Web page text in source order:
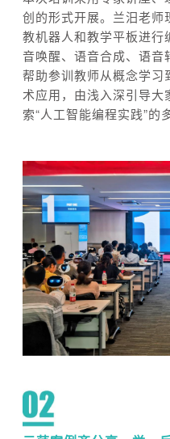
创的形式开展。兰汨老师
教机器人和教学平板进
音唤醒、语音合成、语音
帮助参训教师从概念学习
术应用，由浅入深引导
索“人工智能编程实践”的